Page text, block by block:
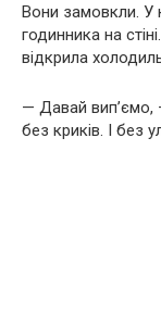
Вони замовкли. У
годинника на
відкрила
— Давай вип’ємо,
без криків. І без